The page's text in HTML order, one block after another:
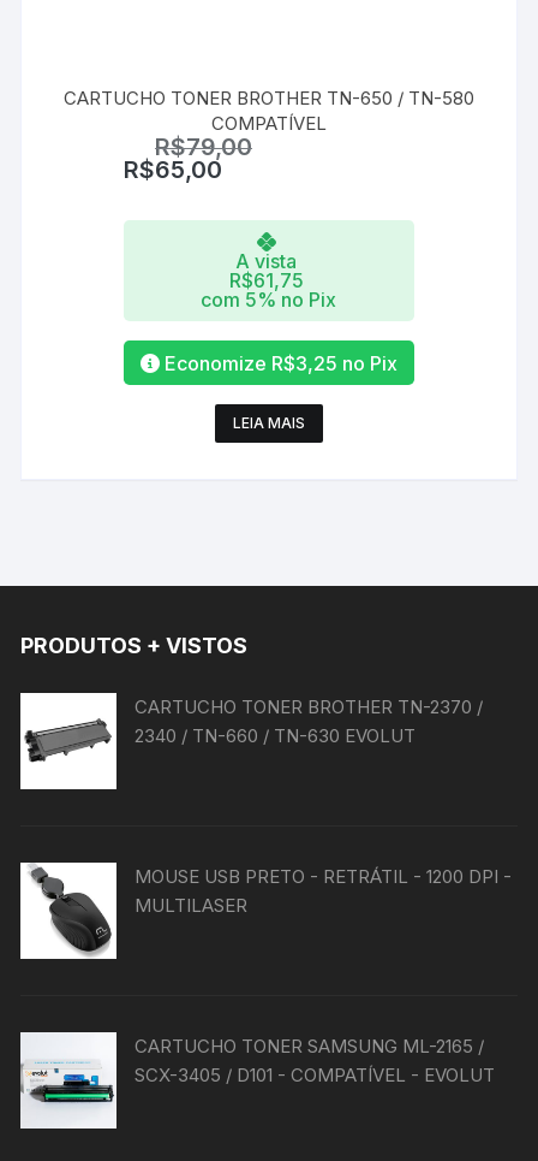
CARTUCHO TONER BROTHER TN-650 / TN-580
COMPATÍVEL
R$79,00
R$65,00
A vista
R$61,75
com 5% no Pix
Economize R$3,25 no Pix
LEIA MAIS
PRODUTOS + VISTOS
CARTUCHO TONER BROTHER TN-2370 /
2340 / TN-660 / TN-630 EVOLUT
MOUSE USB PRETO - RETRÁTIL - 1200 DPI -
MULTILASER
CARTUCHO TONER SAMSUNG ML-2165 /
SCX-3405 / D101 - COMPATÍVEL - EVOLUT